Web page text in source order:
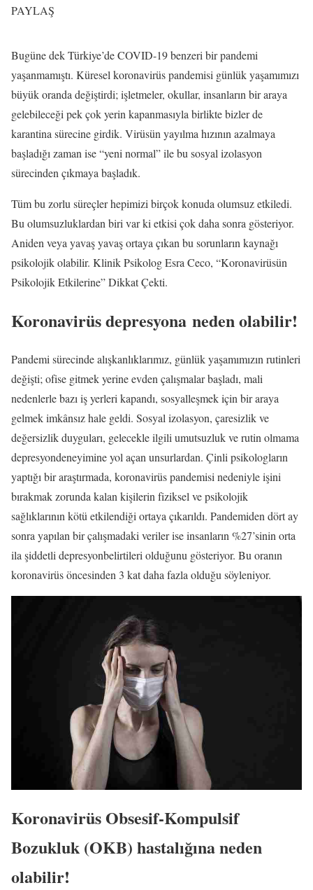
PAYLAŞ
Bugüne dek Türkiye’de COVID-19 benzeri bir pandemi
yaşanmamıştı. Küresel koronavirüs pandemisi günlük yaşamımızı
büyük oranda değiştirdi; işletmeler, okullar, insanların bir araya
gelebileceği pek çok yerin kapanmasıyla birlikte bizler de
karantina sürecine girdik. Virüsün yayılma hızının azalmaya
başladığı zaman ise “yeni normal” ile bu sosyal izolasyon
sürecinden çıkmaya başladık.
Tüm bu zorlu süreçler hepimizi birçok konuda olumsuz etkiledi.
Bu olumsuzluklardan biri var ki etkisi çok daha sonra gösteriyor.
Aniden veya yavaş yavaş ortaya çıkan bu sorunların kaynağı
psikolojik olabilir. Klinik Psikolog Esra Ceco, “Koronavirüsün
Psikolojik Etkilerine” Dikkat Çekti.
Koronavirüs depresyona neden olabilir!
Pandemi sürecinde alışkanlıklarımız, günlük yaşamımızın rutinleri
değişti; ofise gitmek yerine evden çalışmalar başladı, mali
nedenlerle bazı iş yerleri kapandı, sosyalleşmek için bir araya
gelmek imkânsız hale geldi. Sosyal izolasyon, çaresizlik ve
değersizlik duyguları, gelecekle ilgili umutsuzluk ve rutin olmama
depresyondeneyimine yol açan unsurlardan. Çinli psikologların
yaptığı bir araştırmada, koronavirüs pandemisi nedeniyle işini
bırakmak zorunda kalan kişilerin fiziksel ve psikolojik
sağlıklarının kötü etkilendiği ortaya çıkarıldı. Pandemiden dört ay
sonra yapılan bir çalışmadaki veriler ise insanların %27’sinin orta
ila şiddetli depresyonbelirtileri olduğunu gösteriyor. Bu oranın
koronavirüs öncesinden 3 kat daha fazla olduğu söyleniyor.
Koronavirüs Obsesif-Kompulsif
Bozukluk (OKB) hastalığına neden
olabilir!